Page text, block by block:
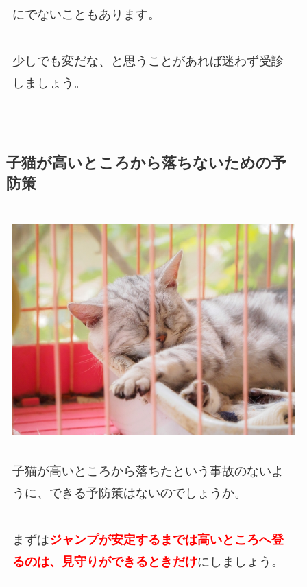
にでないこともあります。
少しでも変だな、と思うことがあれば迷わず受診
しましょう。
子猫が高いところから落ちないための予
防策
子猫が高いところから落ちたという事故のないよ
うに、できる予防策はないのでしょうか。
まずはジャンプが安定するまでは高いところへ登
るのは、見守りができるときだけにしましょう。